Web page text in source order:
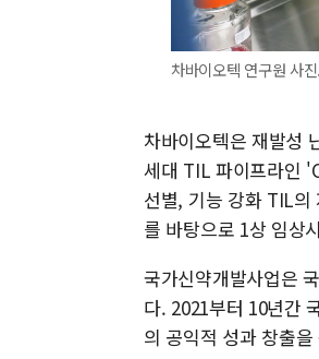
차바이오텍 연구원 사
차바이오텍은 재발성
세대 TIL 파이프라인
선별, 기능 강화 TIL의
를 바탕으로 1상 임상
국가신약개발사업은
다. 2021부터 10년간
의 공익적 성과 창출